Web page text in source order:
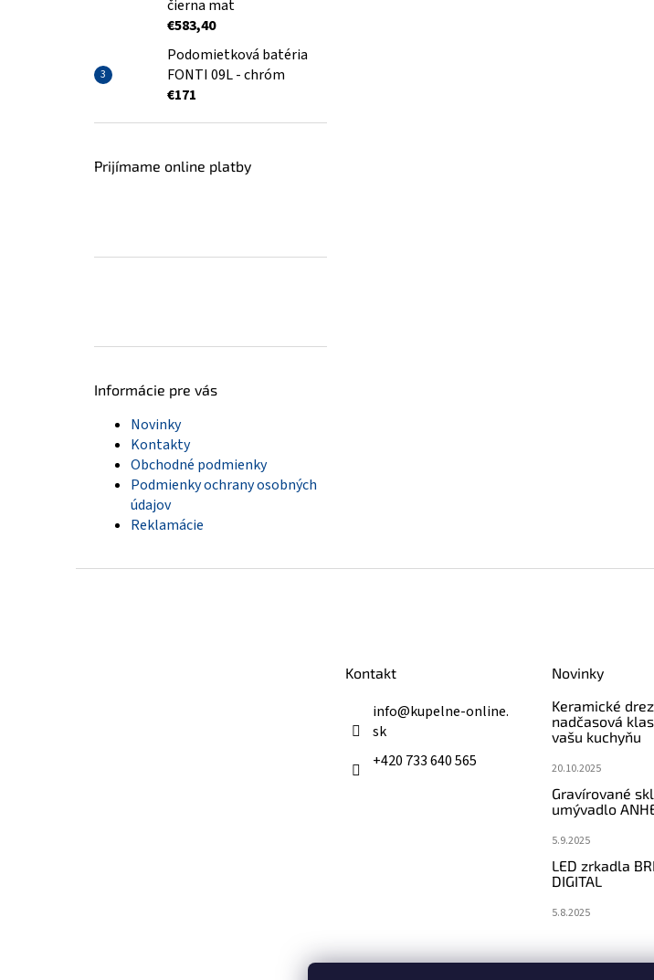
čierna mat
€583,40
Podomietková batéria
FONTI 09L - chróm
€171
Prijímame online platby
Informácie pre vás
Novinky
Kontakty
Obchodné podmienky
Podmienky ochrany osobných
údajov
Reklamácie
Kontakt
info@kupelne-online.
sk
+420 733 640 565
Novinky
Keramické
nadčasová
vašu kuchyňu
20.10.2025
Gravírované
umývadlo
5.9.2025
LED zrkadla
DIGITAL
5.8.2025